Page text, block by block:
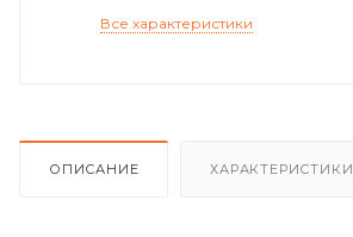
Все характеристики
ОПИСАНИЕ ХАРАКТЕРИСТИКИ